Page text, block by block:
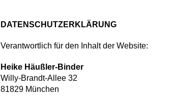
DATENSCHUTZERKLÄRUNG
Verantwortlich für den Inhalt der Website:
Heike Häußler-Binder
Willy-Brandt-Allee 32
81829 München